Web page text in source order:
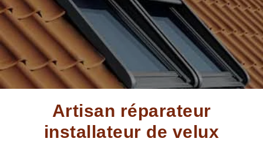
Artisan réparateur
installateur de velux